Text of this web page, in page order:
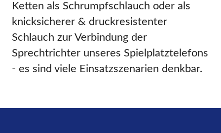
Ketten als Schrumpfschlauch oder als
knicksicherer & druckresistenter
Schlauch zur Verbindung der
Sprechtrichter unseres Spielplatztelefons
- es sind viele Einsatzszenarien denkbar.